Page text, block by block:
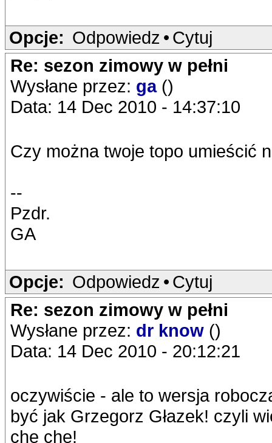
Opcje: Odpowiedz • Cytuj
Re: sezon zimowy w pełni
Wysłane przez: ga ()
Data: 14 Dec 2010 - 14:37:10
Czy można twoje topo umieścić
--
Pzdr.
GA
Opcje: Odpowiedz • Cytuj
Re: sezon zimowy w pełni
Wysłane przez: dr know ()
Data: 14 Dec 2010 - 20:12:21
oczywiście - ale to wersja
być jak Grzegorz Głazek! czyli
che che!